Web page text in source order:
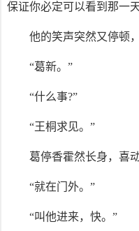
保证你必定可以看到那
他的笑声突然又停顿
“葛新。”
“什么事?”
“王桐求见。”
葛停香霍然长身，喜
“就在门外。”
“叫他进来，快。”